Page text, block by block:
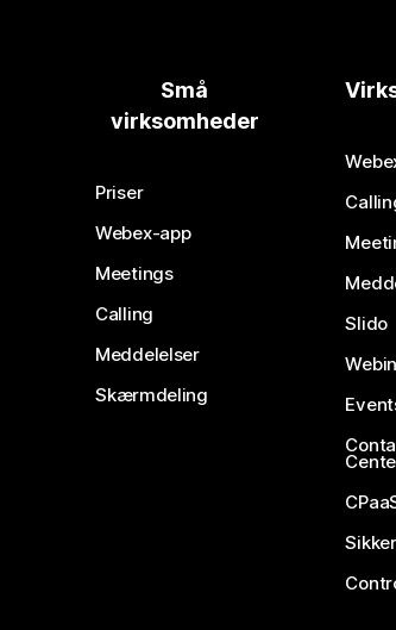
Små
virksomheder
Priser
Webex-app
Meetings
Calling
Meddelelser
Skærmdeling
Slido